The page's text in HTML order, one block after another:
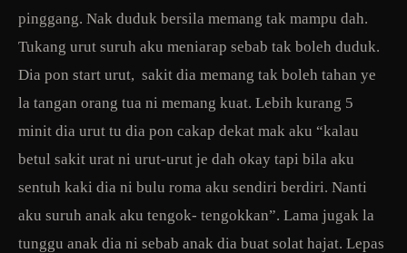
pinggang. Nak duduk bersila memang tak mampu dah.
Tukang urut suruh aku meniarap sebab tak boleh duduk.
Dia pon start urut, sakit dia memang tak boleh tahan ye
la tangan orang tua ni memang kuat. Lebih kurang 5
minit dia urut tu dia pon cakap dekat mak aku “kalau
betul sakit urat ni urut-urut je dah okay tapi bila aku
sentuh kaki dia ni bulu roma aku sendiri berdiri. Nanti
aku suruh anak aku tengok- tengokkan”. Lama jugak la
tunggu anak dia ni sebab anak dia buat solat hajat. Lepas